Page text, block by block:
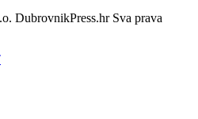
DubrovnikPress.hr Sva prava